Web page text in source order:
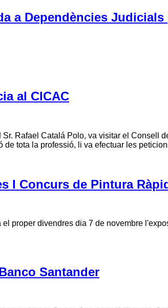
a Dependències Judicials
al CICAC
Rafael Catalá Polo, va visitar el Consell
de tota la professió, li va efectuar les
I Concurs de Pintura
proper divendres dia 7 de novembre
Santander